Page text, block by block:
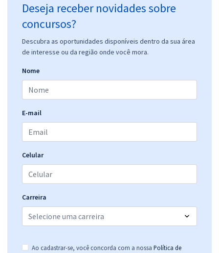
Deseja receber novidades sobre
concursos?
Descubra as oportunidades disponíveis dentro da sua área
de interesse ou da região onde você mora.
Nome
E-mail
Celular
Carreira
Ao cadastrar-se, você concorda com a nossa Política de